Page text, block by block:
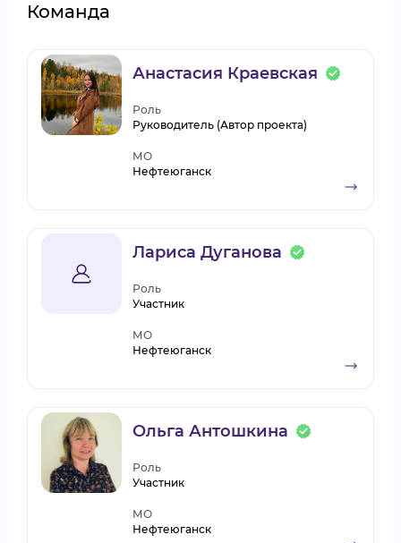
Команда
Анастасия Краевская
Роль
Руководитель (Автор проекта)
МО
Нефтеюганск
Лариса Дуганова
Роль
Участник
МО
Нефтеюганск
Ольга Антошкина
Роль
Участник
МО
Нефтеюганск